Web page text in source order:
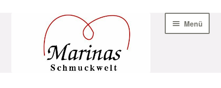
Navigation
Menü